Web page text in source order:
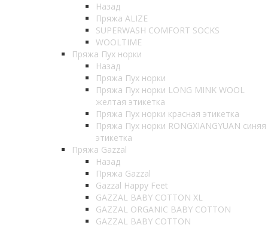
Назад
Пряжа ALIZE
SUPERWASH COMFORT SOCKS
WOOLTIME
Пряжа Пух норки
Назад
Пряжа Пух норки
Пряжа Пух норки LONG MINK WOOL
желтая этикетка
Пряжа Пух норки красная этикетка
Пряжа Пух норки RONGXIANGYUAN синяя
этикетка
Пряжа Gazzal
Назад
Пряжа Gazzal
Gazzal Happy Feet
GAZZAL BABY COTTON XL
GAZZAL ORGANIC BABY COTTON
GAZZAL BABY COTTON